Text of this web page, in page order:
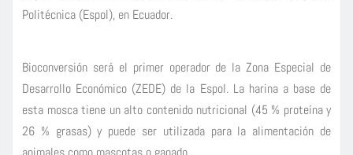
Politécnica (Espol), en Ecuador.
Bioconversión será el primer operador de la Zona Especial de
Desarrollo Económico (ZEDE) de la Espol. La harina a base de
esta mosca tiene un alto contenido nutricional (45 % proteína y
26 % grasas) y puede ser utilizada para la alimentación de